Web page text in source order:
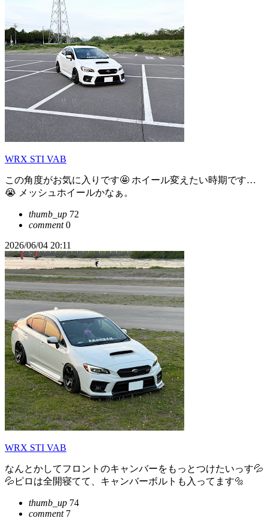
WRX STI VAB
この角度がお気に入りです🤩 ホイール変えたい時期です…
😭 メッシュホイールかなぁ。
thumb_up 72
comment0
2026/06/04 20:11
WRX STI VAB
なんとかしてフロントのキャンバーをもっとつけたいっす💦
💦ピロは全開寝てて、キャンバーボルトも入ってます🔩
thumb_up 74
comment7